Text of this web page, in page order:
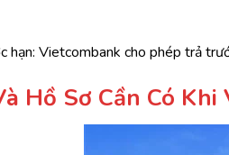
hạn: Vietcombank cho phép trả
Hồ Sơ Cần Có